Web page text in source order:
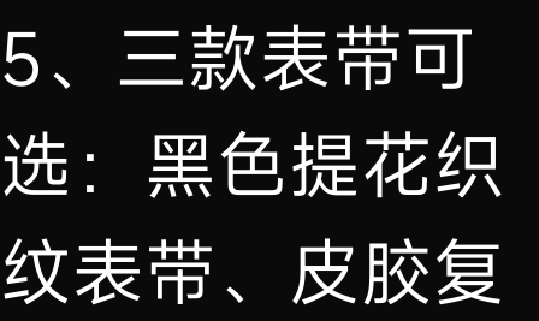
5、三款表带可
选：黑色提花织
纹表带、皮胶复